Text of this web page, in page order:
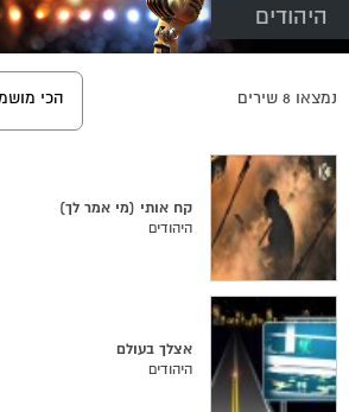
היהודים
נמצאו 8 שירים הכי
קח אותי (מי אמר לך)
היהודים
אצלך בעולם
היהודים